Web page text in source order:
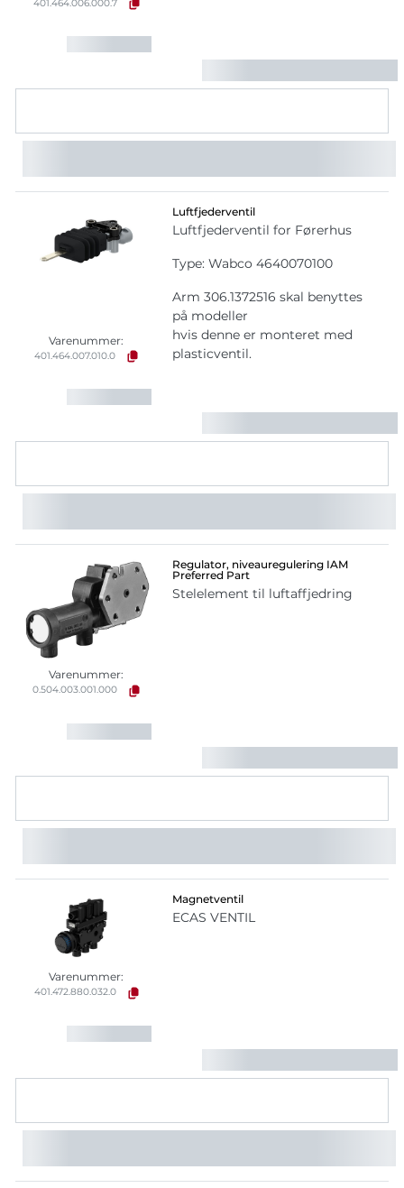
401.464.006.000.7
Varenummer:
401.464.007.010.0
Luftfjederventil
Luftfjederventil for Førerhus
Type: Wabco 4640070100
Arm 306.1372516 skal benyttes
på modeller
hvis denne er monteret med
plasticventil.
Varenummer:
0.504.003.001.000
Regulator, niveauregulering IAM
Preferred Part
Stelelement til luftaffjedring
Varenummer:
401.472.880.032.0
Magnetventil
ECAS VENTIL